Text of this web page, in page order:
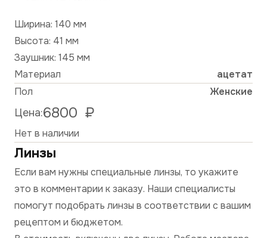
Ширина: 140 мм
Высота: 41 мм
Заушник: 145 мм
Материал
ацетат
Пол
Женские
Цена:6800 ₽
Нет в наличии
Линзы
Если вам нужны специальные линзы, то укажите
это в комментарии к заказу. Наши специалисты
помогут подобрать линзы в соответствии с вашим
рецептом и бюджетом.